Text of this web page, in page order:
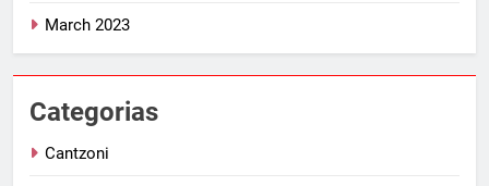
March 2023
Categorias
Cantzoni